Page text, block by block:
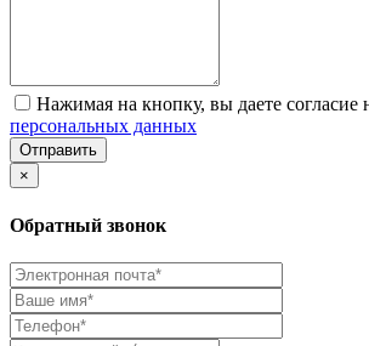
Нажимая на кнопку, вы даете согласие
персональных данных
Отправить
×
Обратный звонок